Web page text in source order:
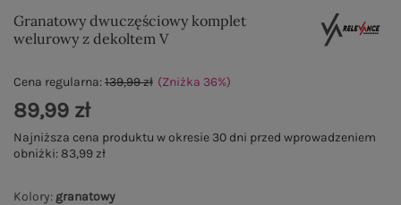
Granatowy dwuczęściowy komplet
welurowy z dekoltem V
Kolory: granatowy
Cena regularna:139,99 zł (Zniżka 36%)
89,99 zł
Najniższa cena produktu w okresie 30 dni przed wprowadzeniem
obniżki: 83,99 zł